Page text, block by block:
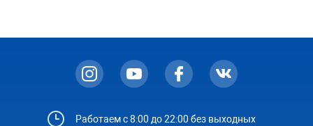
Работаем с 8:00 до 22:00 без выходных